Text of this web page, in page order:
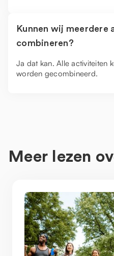
Kunnen wij
combineren?
Ja dat kan. Alle activiteiten
worden gecombineerd.
Meer lezen